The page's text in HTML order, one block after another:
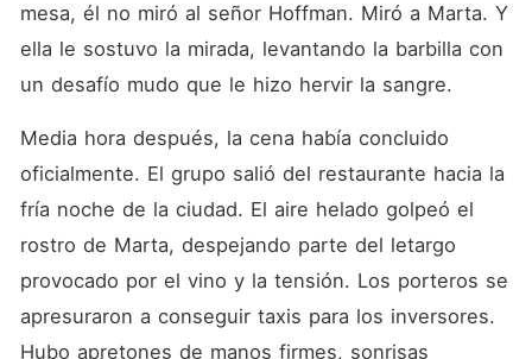
mesa, él no miró al señor Hoffman. Miró a Marta. Y
ella le sostuvo la mirada, levantando la barbilla con
un desafío mudo que le hizo hervir la sangre.
Media hora después, la cena había concluido
oficialmente. El grupo salió del restaurante hacia la
fría noche de la ciudad. El aire helado golpeó el
rostro de Marta, despejando parte del letargo
provocado por el vino y la tensión. Los porteros se
apresuraron a conseguir taxis para los inversores.
Hubo apretones de manos firmes, sonrisas